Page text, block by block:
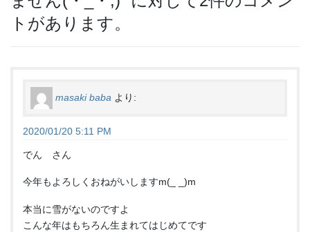
トがあります。
masaki baba より:
2020/01/20 5:11 PM
でん さん
今年もよろしくおねがいしますm(_ _)m
本当に雪がないのですよ
こんな年はもちろん生まれてはじめてです